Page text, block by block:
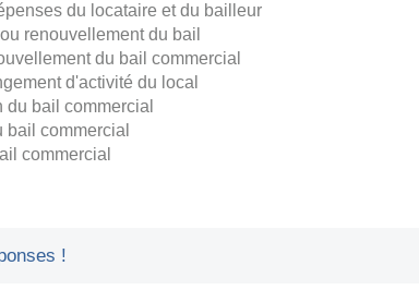
du locataire et du bailleur
renouvellement du bail
du bail commercial
d'activité du local
du bail commercial
bail commercial
commercial
!